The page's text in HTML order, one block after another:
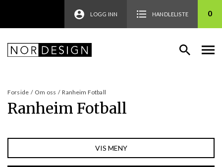
LOGG INN HANDLELISTE 0
Forside / Om oss / Ranheim Fotball
Ranheim Fotball
VIS MENY